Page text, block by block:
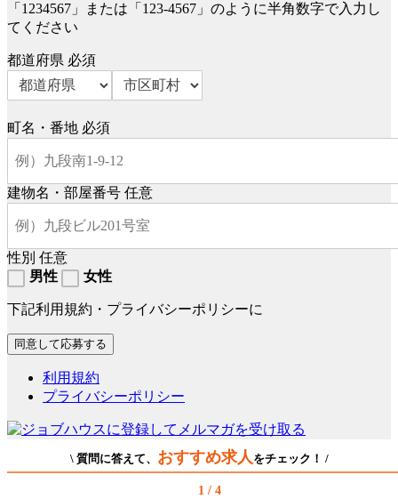
「1234567」または「123-4567」のように半角数字で入力し
てください
都道府県 必須
町名・番地 必須
建物名・部屋番号 任意
性別 任意
男性
女性
下記利用規約・プライバシーポリシーに
利用規約
プライバシーポリシー
\ 質問に答えて、 おすすめ求人をチェック！ /
1 / 4